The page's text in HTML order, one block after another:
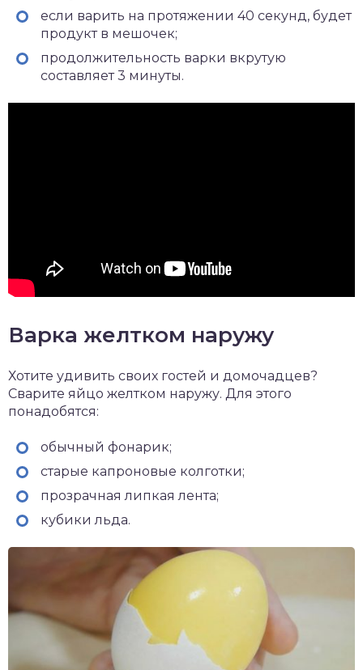
если варить на протяжении 40 секунд, будет
продукт в мешочек;
продолжительность варки вкрутую
составляет 3 минуты.
Варка желтком наружу
Хотите удивить своих гостей и домочадцев?
Сварите яйцо желтком наружу. Для этого
понадобятся:
обычный фонарик;
старые капроновые колготки;
прозрачная липкая лента;
кубики льда.